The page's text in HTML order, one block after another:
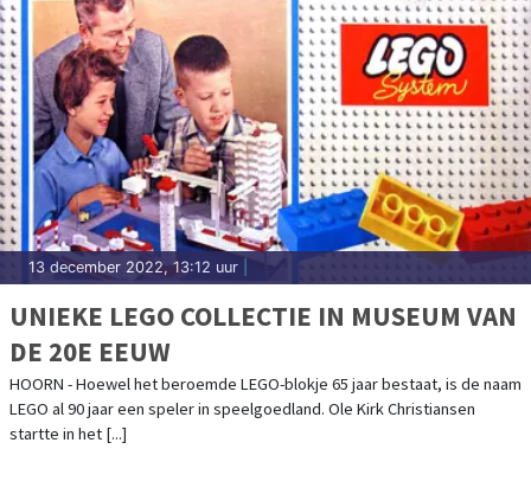
13 december 2022, 13:12 uur
UNIEKE LEGO COLLECTIE IN MUSEUM VAN
DE 20E EEUW
HOORN - Hoewel het beroemde LEGO-blokje 65 jaar bestaat, is de naam
LEGO al 90 jaar een speler in speelgoedland. Ole Kirk Christiansen
startte in het [...]